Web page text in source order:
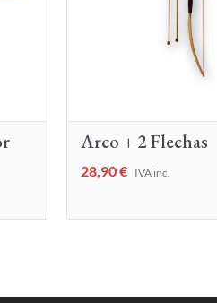
Arco + 2 Flechas
28,90€ IVA inc.